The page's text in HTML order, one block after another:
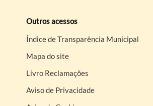
Outros acessos
Índice de Transparência Municipal
Mapa do site
Livro Reclamações
Aviso de Privacidade